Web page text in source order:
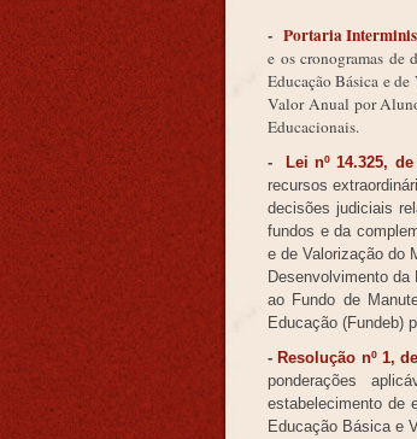
- Portaria
e os cronogramas de
Educação Básica e
Valor Anual por
Educacionais.
- Lei nº 14.325, de
recursos
decisões judiciais
fundos e da
e de Valorização do
Desenvolvimento
ao Fundo de
Educação (Fundeb)
- Resolução nº 1,
ponderações
estabelecimento de
Educação Básica e